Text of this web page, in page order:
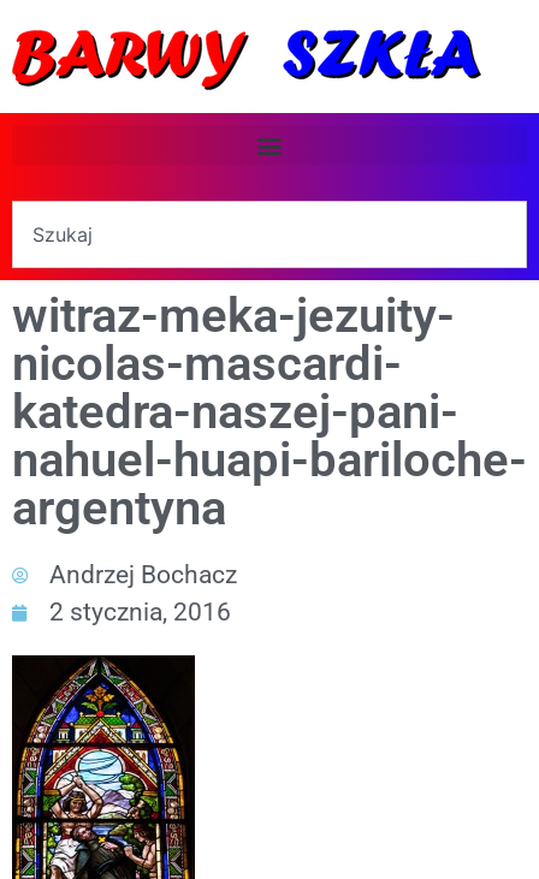
witraz-meka-jezuity-
nicolas-mascardi-
katedra-naszej-pani-
nahuel-huapi-bariloche-
argentyna
Andrzej Bochacz
2 stycznia, 2016